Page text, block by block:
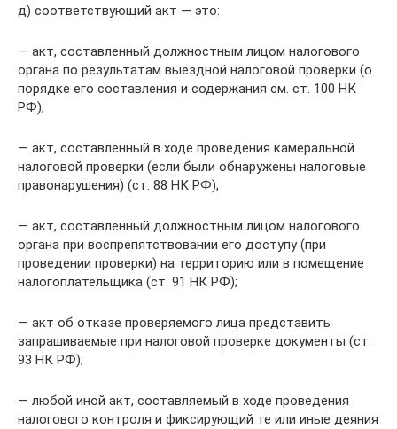
д) соответствующий акт — это:
— акт, составленный должностным лицом налогового
органа по результатам выездной налоговой проверки (о
порядке его составления и содержания см. ст. 100 НК
РФ);
— акт, составленный в ходе проведения камеральной
налоговой проверки (если были обнаружены налоговые
правонарушения) (ст. 88 НК РФ);
— акт, составленный должностным лицом налогового
органа при воспрепятствовании его доступу (при
проведении проверки) на территорию или в помещение
налогоплательщика (ст. 91 НК РФ);
— акт об отказе проверяемого лица представить
запрашиваемые при налоговой проверке документы (ст.
93 НК РФ);
— любой иной акт, составляемый в ходе проведения
налогового контроля и фиксирующий те или иные деяния